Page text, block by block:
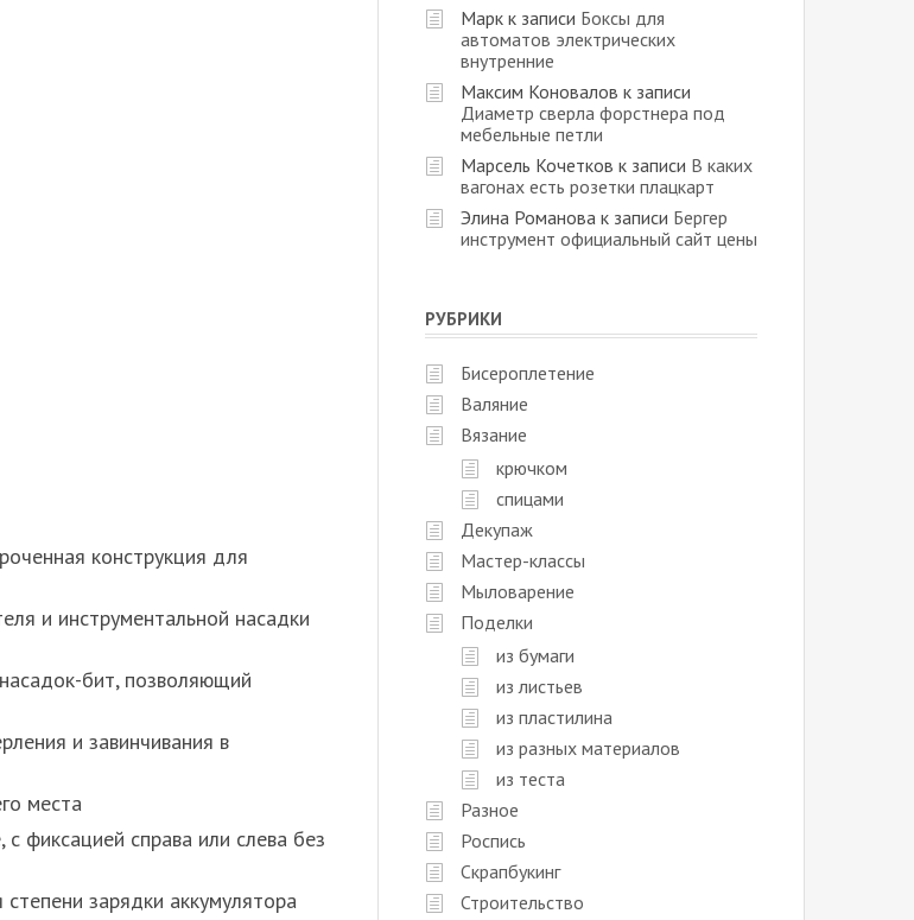
конструкция для
и инструментальной насадки
бит, позволяющий
и завинчивания в
места
фиксацией справа или слева без
зарядки аккумулятора
Марк к записи Боксы для
автоматов электрических
внутренние
Максим Коновалов к записи
Диаметр сверла форстнера под
мебельные петли
Марсель Кочетков к записи В каких
вагонах есть розетки плацкарт
Элина Романова к записи Бергер
инструмент официальный сайт цены
РУБРИКИ
Бисероплетение
Валяние
Вязание
крючком
спицами
Декупаж
Мастер-классы
Мыловарение
Поделки
из бумаги
из листьев
из пластилина
из разных материалов
из теста
Разное
Роспись
Скрапбукинг
Строительство